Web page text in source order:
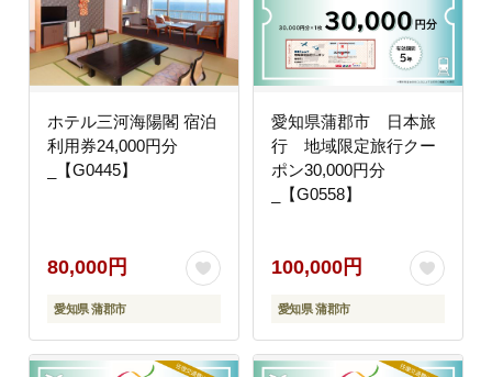
ホテル三河海陽閣 宿泊
利用券24,000円分
_【G0445】
80,000円
愛知県 蒲郡市
愛知県蒲郡市 日本旅
行 地域限定旅行クー
ポン30,000円分
_【G0558】
100,000円
愛知県 蒲郡市